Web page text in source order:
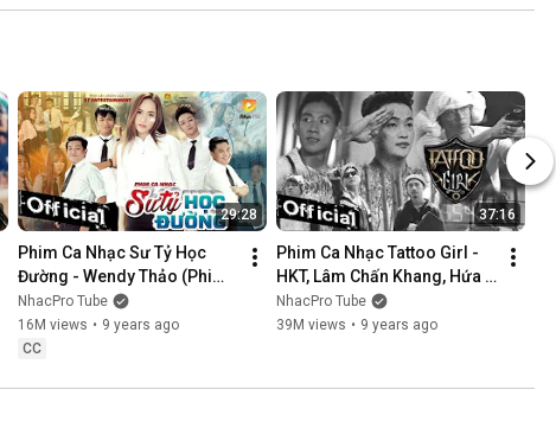
29:28
Phim Ca Nhạc Sư Tỷ Học
Đường - Wendy Thảo (Phim
Ca Nhạc Hay Nhất 2017)
NhacPro Tube
16M views • 9 years ago
CC
37:16
Phim Ca Nhạc Tattoo Girl -
HKT, Lâm Chấn Khang, Hứa
Minh Đạt, Thanh Tân
NhacPro Tube
39M views • 9 years ago